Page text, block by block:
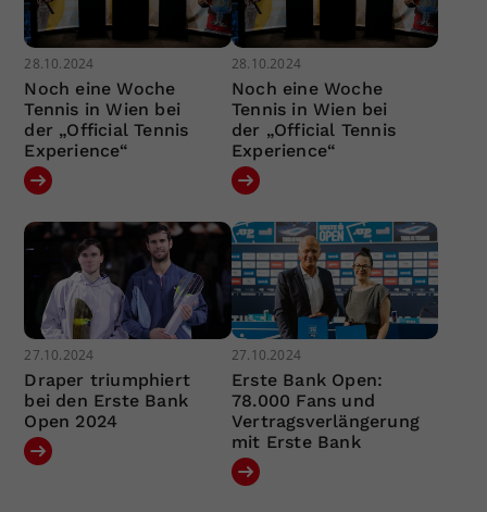
28.10.2024
Noch eine Woche
Tennis in Wien bei
der „Official Tennis
Experience“
28.10.2024
Noch eine Woche
Tennis in Wien bei
der „Official Tennis
Experience“
27.10.2024
Draper triumphiert
bei den Erste Bank
Open 2024
27.10.2024
Erste Bank Open:
78.000 Fans und
Vertragsverlängerung
mit Erste Bank